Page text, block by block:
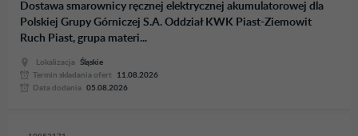
Dostawa smarownicy ręcznej elektrycznej akumulatorowej dla
Polskiej Grupy Górniczej S.A. Oddział KWK Piast-Ziemowit
Ruch Piast, grupa materi...
Lokalizacja
Śląskie
Termin skladania ofert
11.08.2026
Data dodania
05.08.2026